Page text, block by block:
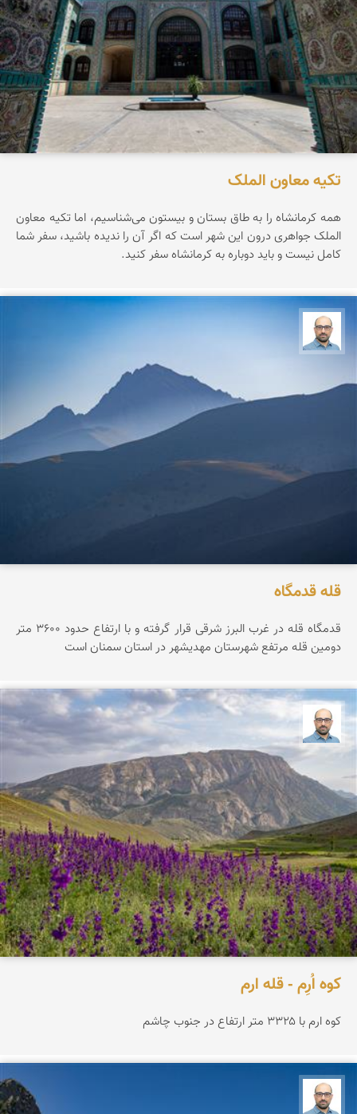
تکیه معاون الملک
همه کرمانشاه را به طاق بستان و بیستون می‌شناسیم، اما تکیه معاون
الملک جواهری درون این شهر است که اگر آن را ندیده باشید، سفر شما
کامل نیست و باید دوباره به کرمانشاه سفر کنید.
قله قدمگاه
قدمگاه قله در غرب البرز شرقی قرار گرفته و با ارتفاع حدود ۳۶0۰ متر
دومین قله مرتفع شهرستان مهدیشهر در استان سمنان است
کوه اُرِم - قله ارم
کوه ارم با ۳۳۲۵ متر ارتفاع در جنوب چاشم